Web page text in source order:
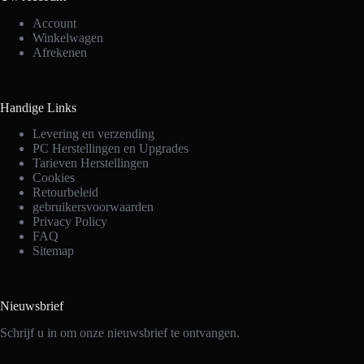
Account
Winkelwagen
Afrekenen
Handige Links
Levering en verzending
PC Herstellingen en Upgrades
Tarieven Herstellingen
Cookies
Retourbeleid
gebruikersvoorwaarden
Privacy Policy
FAQ
Sitemap
Nieuwsbrief
Schrijf u in om onze nieuwsbrief te ontvangen.